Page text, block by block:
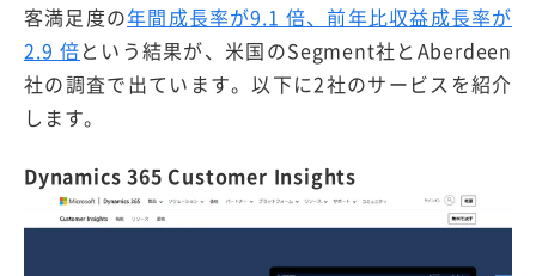
客満足度の年間成長率が9.1 倍、前年比収益成長率が
2.9 倍という結果が、米国のSegment社とAberdeen
社の調査で出ています。以下に2社のサービスを紹介
します。
Dynamics 365 Customer Insights